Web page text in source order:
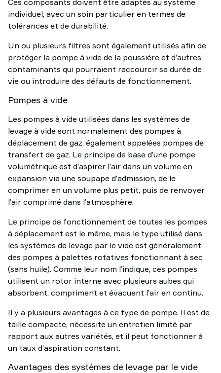
Ces composants doivent être adaptés au système
individuel, avec un soin particulier en termes de
tolérances et de durabilité.
Un ou plusieurs filtres sont également utilisés afin de
protéger la pompe à vide de la poussière et d’autres
contaminants qui pourraient raccourcir sa durée de
vie ou introduire des défauts de fonctionnement.
Pompes à vide
Les pompes à vide utilisées dans les systèmes de
levage à vide sont normalement des pompes à
déplacement de gaz, également appelées pompes de
transfert de gaz. Le principe de base d’une pompe
volumétrique est d’aspirer l’air dans un volume en
expansion via une soupape d’admission, de le
comprimer en un volume plus petit, puis de renvoyer
l’air comprimé dans l’atmosphère.
Le principe de fonctionnement de toutes les pompes
à déplacement est le même, mais le type utilisé dans
les systèmes de levage par le vide est généralement
des pompes à palettes rotatives fonctionnant à sec
(sans huile). Comme leur nom l’indique, ces pompes
utilisent un rotor interne avec plusieurs aubes qui
absorbent, compriment et évacuent l’air en continu.
Il y a plusieurs avantages à ce type de pompe. Il est de
taille compacte, nécessite un entretien limité par
rapport aux autres variétés, et il peut fonctionner à
un taux d’aspiration constant.
Avantages des systèmes de levage par le vide